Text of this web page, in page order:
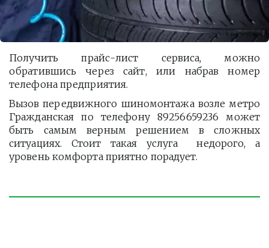
Получить прайс-лист сервиса, можно
обратившись через сайт, или набрав номер
телефона предприятия.
Вызов передвижного шиномонтажа возле метро
Гражданская по телефону 89256659236 может
быть самым верным решением в сложных
ситуациях. Стоит такая услуга недорого, а
уровень комфорта приятно порадует.